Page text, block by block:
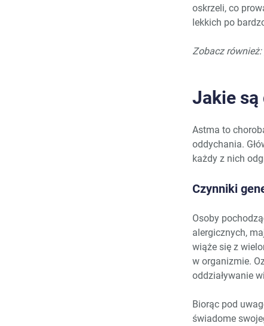
oskrzeli, co
lekkich po
Zobacz również:
Jakie są
Astma to
oddychania.
każdy z nich
Czynniki
Osoby
alergicznych,
wiąże się z
w organizmie.
oddziaływanie
Biorąc pod
świadome